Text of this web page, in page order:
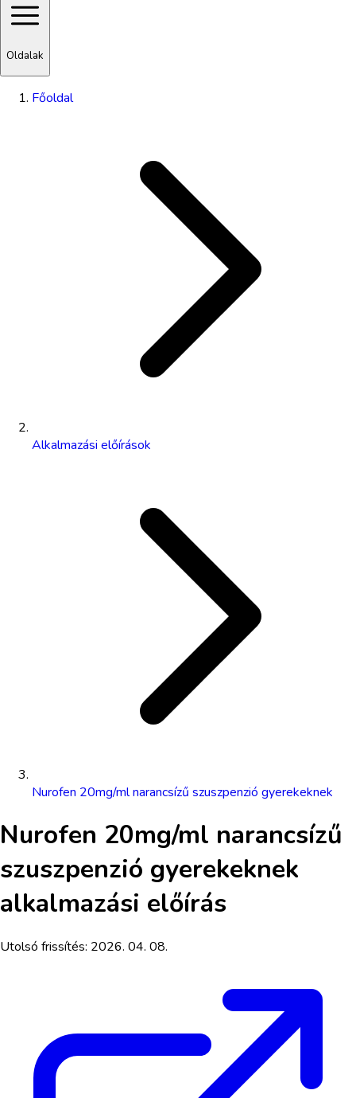
Oldalak
Főoldal
Alkalmazási előírások
Nurofen 20mg/ml narancsízű szuszpenzió gyerekeknek
Nurofen 20mg/ml narancsízű
szuszpenzió gyerekeknek
alkalmazási előírás
Utolsó frissítés: 2026. 04. 08.